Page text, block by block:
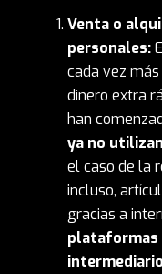
Venta o
personales:
cada vez
dinero extra
han
ya no utilizan
el caso de la
incluso,
gracias a
plataformas